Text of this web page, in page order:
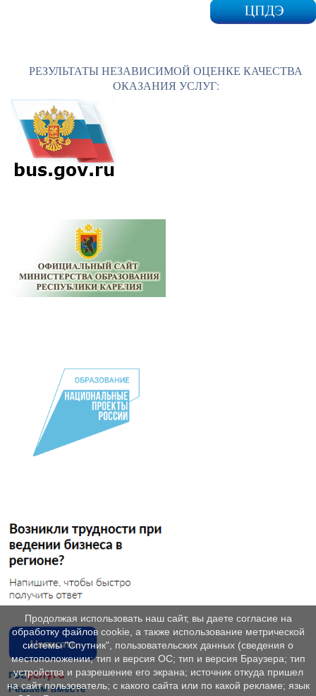
РЕЗУЛЬТАТЫ НЕЗАВИСИМОЙ ОЦЕНКЕ КАЧЕСТВА
ОКАЗАНИЯ УСЛУГ:
Продолжая использовать наш сайт, вы даете согласие на
обработку файлов cookie, а также использование метрической
системы "Спутник", пользовательских данных (сведения о
местоположении; тип и версия ОС; тип и версия Браузера; тип
устройства и разрешение его экрана; источник откуда пришел
на сайт пользователь; с какого сайта или по какой рекламе; язык